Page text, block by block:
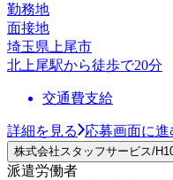
勤務地
面接地
埼玉県上尾市
北上尾駅から徒歩で20分
交通費支給
詳細を見る 応募画面に進
株式会社スタッフサービス/
派遣労働者